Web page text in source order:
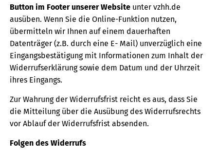
Button im Footer unserer Website unter vzhh.de
ausüben. Wenn Sie die Online-Funktion nutzen,
übermitteln wir Ihnen auf einem dauerhaften
Datenträger (z.B. durch eine E- Mail) unverzüglich eine
Eingangsbestätigung mit Informationen zum Inhalt der
Widerrufserklärung sowie dem Datum und der Uhrzeit
ihres Eingangs.
Zur Wahrung der Widerrufsfrist reicht es aus, dass Sie
die Mitteilung über die Ausübung des Widerrufsrechts
vor Ablauf der Widerrufsfrist absenden.
Folgen des Widerrufs